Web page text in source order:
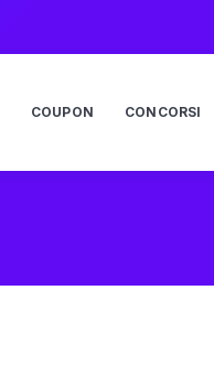
COUPON CONCORSI